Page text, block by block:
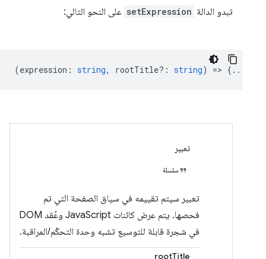
تبدو الدالة setExpression على النحو التالي:
(expression : string, rootTitle? : string) => {...}
تعبير
سلسلة
تعبير سيتم تقييمه في سياق الصفحة التي تم
فحصها. يتم عرض كائنات JavaScript وعُقد DOM
في شجرة قابلة للتوسيع تشبه وحدة التحكّم/المراقبة.
rootTitle